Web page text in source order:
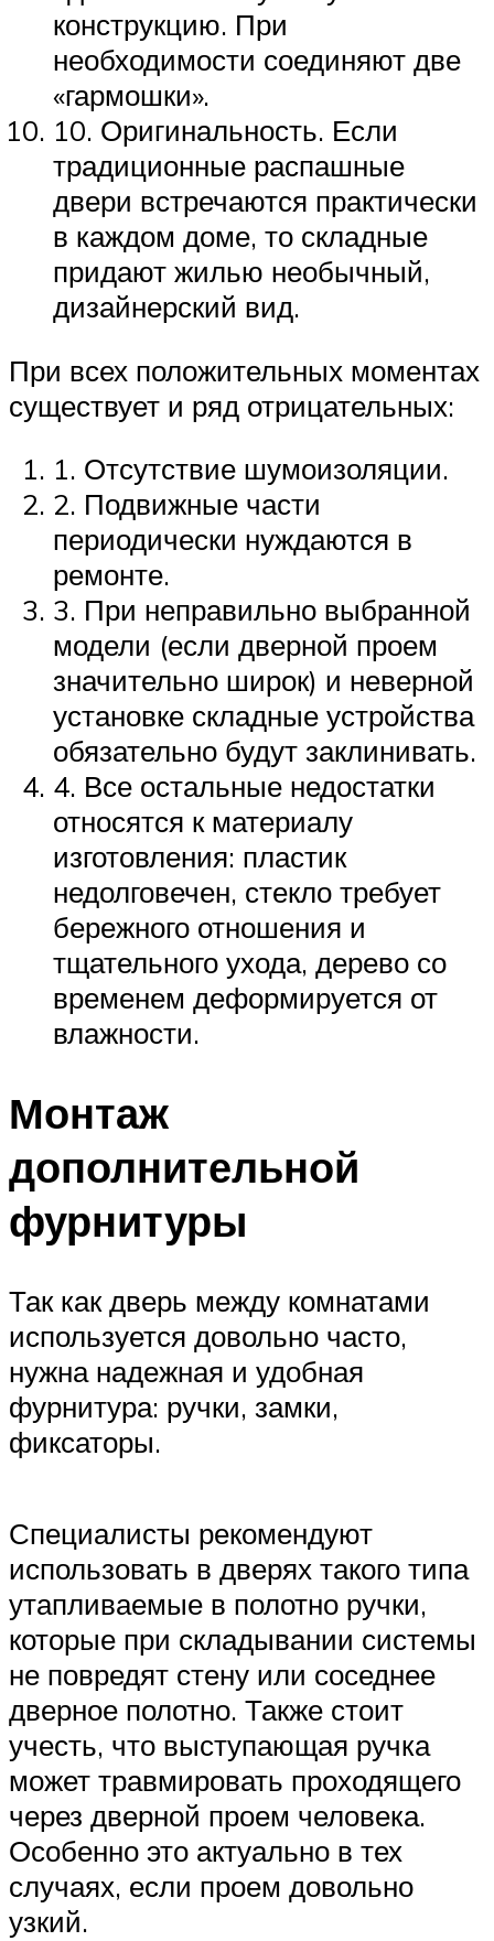
конструкцию. При
необходимости соединяют две
«гармошки».
10. Оригинальность. Если
традиционные распашные
двери встречаются практически
в каждом доме, то складные
придают жилью необычный,
дизайнерский вид.
При всех положительных моментах
существует и ряд отрицательных:
1. Отсутствие шумоизоляции.
2. Подвижные части
периодически нуждаются в
ремонте.
3. При неправильно выбранной
модели (если дверной проем
значительно широк) и неверной
установке складные устройства
обязательно будут заклинивать.
4. Все остальные недостатки
относятся к материалу
изготовления: пластик
недолговечен, стекло требует
бережного отношения и
тщательного ухода, дерево со
временем деформируется от
влажности.
Монтаж
дополнительной
фурнитуры
Так как дверь между комнатами
используется довольно часто,
нужна надежная и удобная
фурнитура: ручки, замки,
фиксаторы.
Специалисты рекомендуют
использовать в дверях такого типа
утапливаемые в полотно ручки,
которые при складывании системы
не повредят стену или соседнее
дверное полотно. Также стоит
учесть, что выступающая ручка
может травмировать проходящего
через дверной проем человека.
Особенно это актуально в тех
случаях, если проем довольно
узкий.